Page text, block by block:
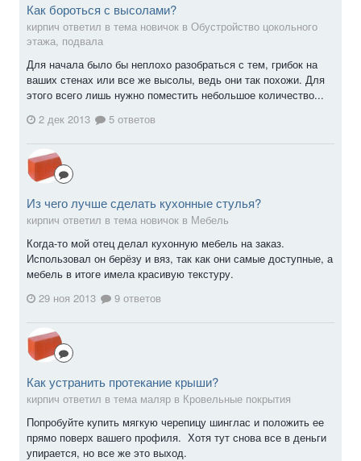
Как бороться с высолами?
кирпич ответил в тема новичок в Обустройство цокольного
этажа, подвала
Для начала было бы неплохо разобраться с тем, грибок на
ваших стенах или все же высолы, ведь они так похожи. Для
этого всего лишь нужно поместить небольшое количество...
2 дек 2013
5 ответов
Из чего лучше сделать кухонные стулья?
кирпич ответил в тема новичок в Мебель
Когда-то мой отец делал кухонную мебель на заказ.
Использовал он берёзу и вяз, так как они самые доступные, а
мебель в итоге имела красивую текстуру.
29 ноя 2013
9 ответов
Как устранить протекание крыши?
кирпич ответил в тема маляр в Кровельные покрытия
Попробуйте купить мягкую черепицу шинглас и положить ее
прямо поверх вашего профиля. Хотя тут снова все в деньги
упирается, но все же это выход.